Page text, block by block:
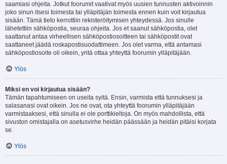
saamiasi ohjeita. Jotkut foorumit vaativat myös uusien tunnusten aktivoinnin
joko sinun itsesi toimesta tai ylläpitäjän toimesta ennen kuin voit kirjautua
sisään. Tämä tieto kerrottiin rekisteröitymisen yhteydessä. Jos sinulle
lähetettiin sähköpostia, seuraa ohjeita. Jos et saanut sähköpostia, olet
saattanut antaa virheellisen sähköpostiosoitteen tai sähköpostit ovat
saattaneet jäädä roskapostisuodattimeen. Jos olet varma, että antamasi
sähköpostiosoite oli oikein, yritä ottaa yhteyttä foorumin ylläpitäjään.
Ylös
Miksi en voi kirjautua sisään?
Tämän tapahtumiseen on useita syitä. Ensin, varmista että tunnuksesi ja
salasanasi ovat oikein. Jos ne ovat, ota yhteyttä foorumin ylläpitäjään
varmistaaksesi, että sinulla ei ole porttikieltoja. On myös mahdollista, että
sivuston omistajalla on asetusvirhe heidän päässään ja heidän pitäisi korjata
se.
Ylös